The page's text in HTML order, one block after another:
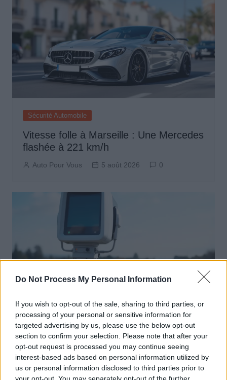
Do Not Process My Personal Information
If you wish to opt-out of the sale, sharing to third parties, or
processing of your personal or sensitive information for
targeted advertising by us, please use the below opt-out
section to confirm your selection. Please note that after your
opt-out request is processed you may continue seeing
interest-based ads based on personal information utilized by
us or personal information disclosed to third parties prior to
Sécurité Automobile
Vitesse folle à Marseille : Une Mercedes
flashée à 221 km/h
Auto Pour Vous 5 août 2026 0
Sécurité Automobile
Catalogne lance un radar IA qui traque
téléphone et ceinture en conduisant
Auto Pour Vous 4 août 2026 0